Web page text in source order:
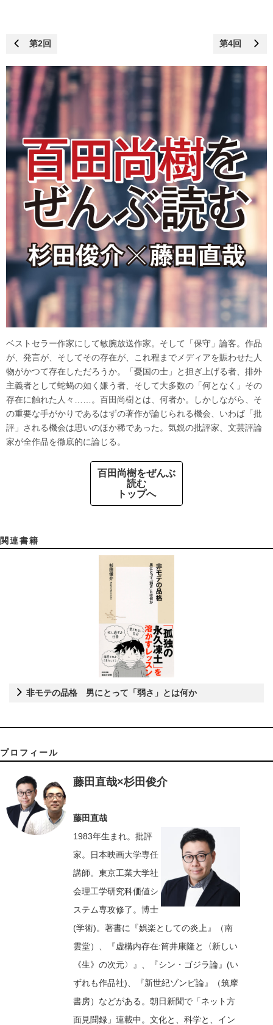
第2回 第4回
ベストセラー作家にして敏腕放送作家。そして「保守」論客。作品
が、発言が、そしてその存在が、これ程までメディアを賑わせた人
物がかつて存在しただろうか。「憂国の士」と担ぎ上げる者、排外
主義者として蛇蝎の如く嫌う者、そして大多数の「何となく」その
存在に触れた人々……。百田尚樹とは、何者か。しかしながら、そ
の重要な手がかりであるはずの著作が論じられる機会、いわば「批
評」される機会は思いのほか稀であった。気鋭の批評家、文芸評論
家が全作品を徹底的に論じる。
百田尚樹をぜんぶ
読む
トップへ
関連書籍
非モテの品格 男にとって「弱さ」とは何か
プロフィール
藤田直哉×杉田俊介
藤田直哉
1983年生まれ。批評
家。日本映画大学専任
講師。東京工業大学社
会理工学研究科価値シ
ステム専攻修了。博士
(学術)。著書に『娯楽としての炎上』（南
雲堂）、『虚構内存在:筒井康隆と〈新しい
《生》の次元〉』、『シン・ゴジラ論』(い
ずれも作品社)、『新世紀ゾンビ論』（筑摩
書房）などがある。朝日新聞で「ネット方
面見聞録」連載中。文化と、科学と、イン